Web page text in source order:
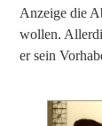
Anzeige die
wollen.
er sein